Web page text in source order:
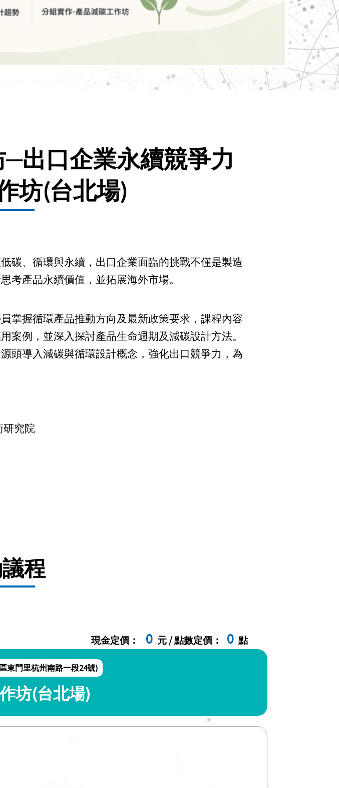
出口企業永續競爭力
坊(台北場)
碳、循環與永續，出口企業面臨的挑戰不僅是製造
考產品永續價值，並拓展海外市場。
掌握循環產品推動方向及最新政策要求，課程內容
案例，並深入探討產品生命週期及減碳設計方法。
頭導入減碳與循環設計概念，強化出口競爭力，為
研究院
程
現金定價： 0 元 / 點數定價： 0 點
東門里杭州南路一段24號)
坊(台北場)